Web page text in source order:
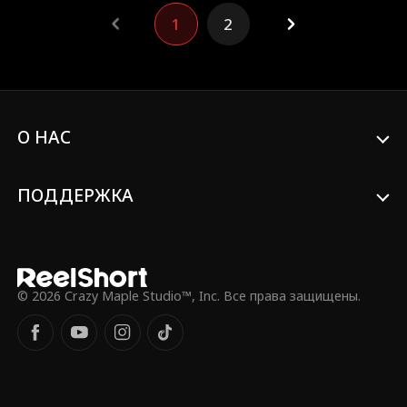
они уничтожают врагов и раскрывают
тайный заговор.
1 2
О НАС
ПОДДЕРЖКА
© 2026 Crazy Maple Studio™, Inc. Все права защищены.